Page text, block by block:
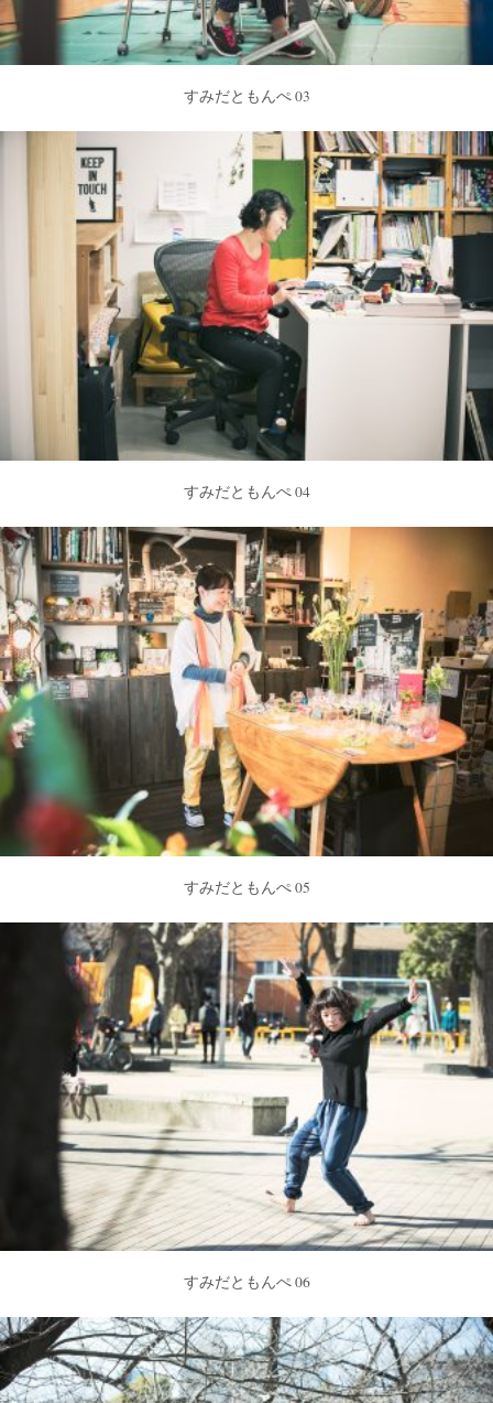
すみだともんぺ 03
すみだともんぺ 04
すみだともんぺ 05
すみだともんぺ 06